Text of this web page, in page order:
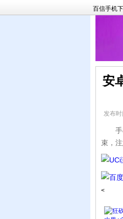
百信手机
安
发布
手机
束，
<